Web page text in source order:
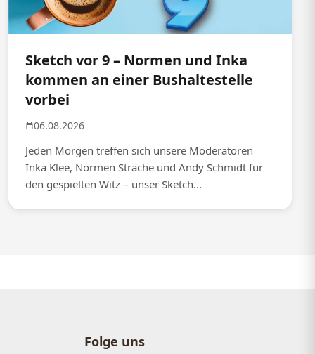
Sketch vor 9 – Normen und Inka
kommen an einer Bushaltestelle
vorbei
06.08.2026
Jeden Morgen treffen sich unsere Moderatoren
Inka Klee, Normen Sträche und Andy Schmidt für
den gespielten Witz – unser Sketch...
Folge uns